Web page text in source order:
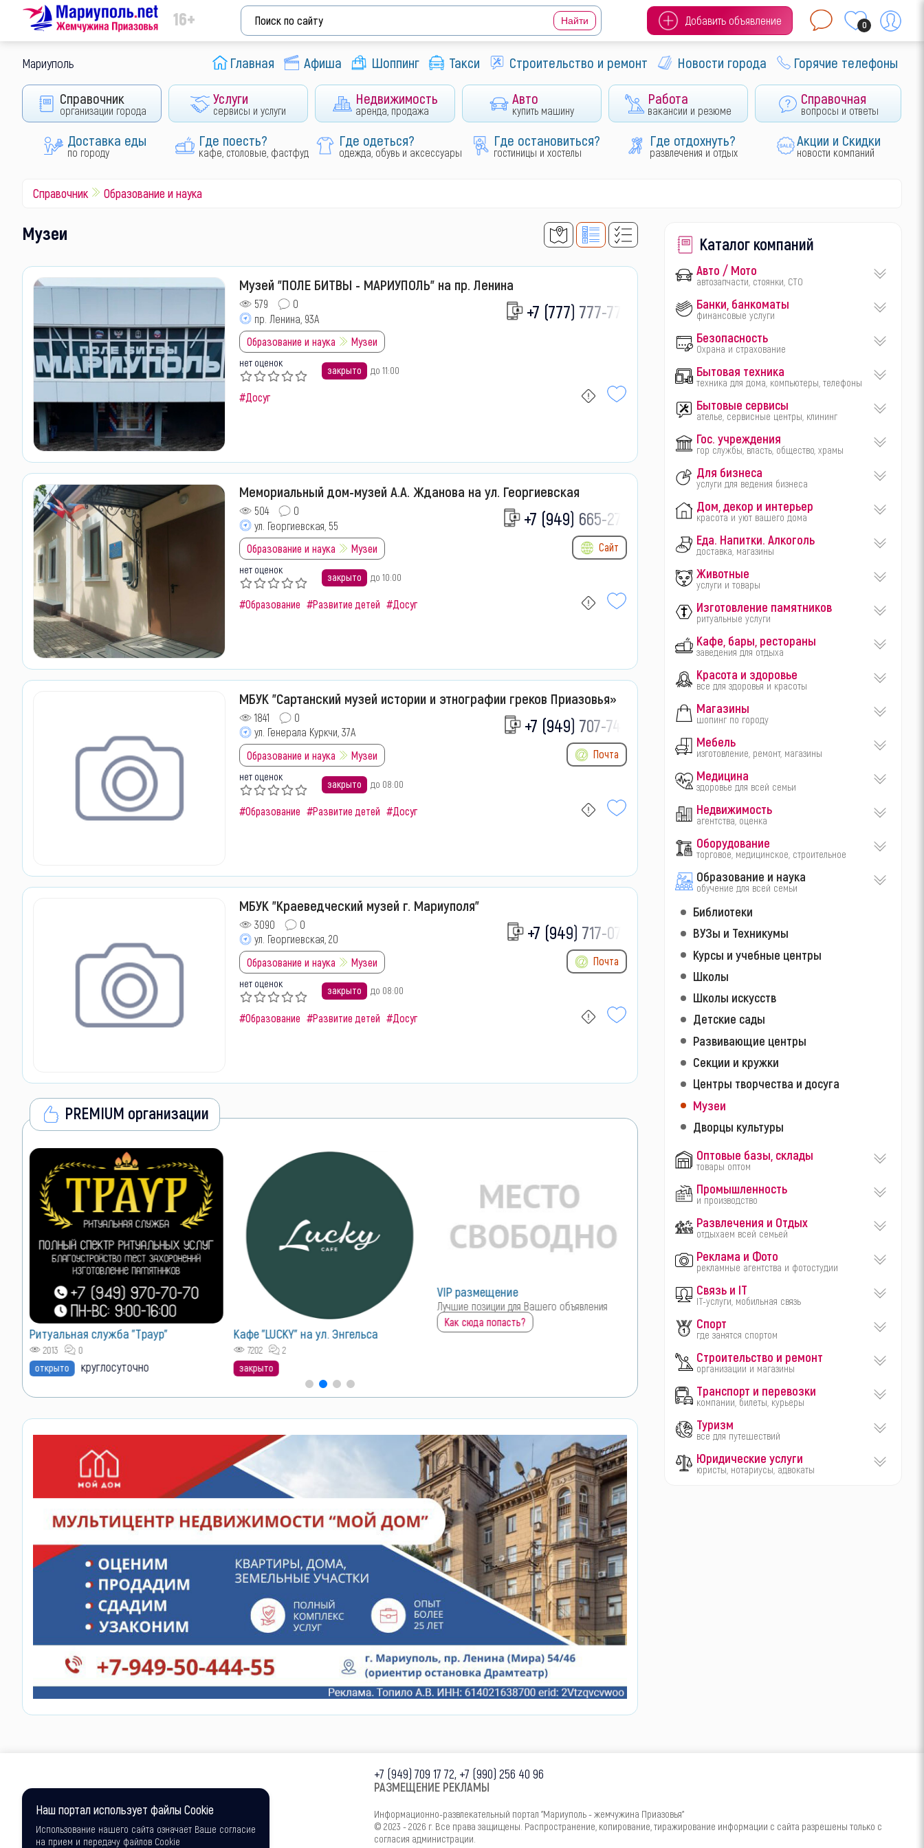
16+ Добавить объявление 0
Мариуполь Главная Афиша Шоппинг Такси Строительство и ремонт Новости города Горячие телефоны
Справочник
организации города
Услуги
сервисы и услуги
Недвижимость
аренда, продажа
Авто
купить машину
Работа
вакансии и резюме
Справочная
вопросы и ответы
Доставка еды
по городу
Где поесть?
кафе, столовые, фастфуд
Где одеться?
одежда, обувь и аксессуары
Где остановиться?
гостиницы и хостелы
Где отдохнуть?
развлечения и отдых
Акции и Скидки
новости компаний
Справочник Образование и наука
Музеи
Музей "ПОЛЕ БИТВЫ - МАРИУПОЛЬ" на пр. Ленина
579
0
пр. Ленина, 93А
Образование и наука
Музеи
+7 (777) 777-77-
нет оценок
закрыто до 11:00
#Досуг
Мемориальный дом-музей А.А. Жданова на ул. Георгиевская
504
0
ул. Георгиевская, 55
Образование и наука
Музеи
+7 (949) 665-27-
Сайт
нет оценок
закрыто до 10:00
#Образование #Развитие детей #Досуг
МБУК "Сартанский музей истории и этнографии греков Приазовья»
1841
0
ул. Генерала Куркчи, 37А
Образование и наука
Музеи
+7 (949) 707-74-
Почта
нет оценок
закрыто до 08:00
#Образование #Развитие детей #Досуг
МБУК "Краеведческий музей г. Мариуполя"
3090
0
ул. Георгиевская, 20
Образование и наука
Музеи
+7 (949) 717-07-
Почта
нет оценок
закрыто до 08:00
#Образование #Развитие детей #Досуг
PREMIUM организации
Кафе "LUCKY" на ул. Энгельса
7202
2
закрыто
VIP размещение
Лучшие позиции для Вашего объявления
Как сюда попасть?
Инструмент Центр.ру
Каталог компаний
Авто / Мото
автозапчасти, стоянки, СТО
Банки, банкоматы
финансовые услуги
Безопасность
Охрана и страхование
Бытовая техника
техника для дома, компьютеры, телефоны
Бытовые сервисы
ателье, сервисные центры, клининг
Гос. учреждения
гор службы, власть, общество, храмы
Для бизнеса
услуги для ведения бизнеса
Дом, декор и интерьер
красота и уют вашего дома
Еда. Напитки. Алкоголь
доставка, магазины
Животные
услуги и товары
Изготовление памятников
ритуальные услуги
Кафе, бары, рестораны
заведения для отдыха
Красота и здоровье
все для здоровья и красоты
Магазины
шопинг по городу
Мебель
изготовление, ремонт, магазины
Медицина
здоровье для всей семьи
Недвижимость
агентства, оценка
Оборудование
торговое, медицинское, строительное
Образование и наука
обучение для всей семьи
Библиотеки
ВУЗы и Техникумы
Курсы и учебные центры
Школы
Школы искусств
Детские сады
Развивающие центры
Секции и кружки
Центры творчества и досуга
Музеи
Дворцы культуры
Оптовые базы, склады
товары оптом
Промышленность
и производство
Развлечения и Отдых
отдыхаем всей семьей
Реклама и Фото
рекламные агентства и фотостудии
Связь и IT
IT-услуги, мобильная связь
Спорт
где занятся спортом
Строительство и ремонт
организации и магазины
Транспорт и перевозки
компании, билеты, курьеры
Туризм
все для путешествий
Юридические услуги
юристы, нотариусы, адвокаты
+7 (949) 709 17 72, +7 (990) 256 40 96
РАЗМЕЩЕНИЕ РЕКЛАМЫ
Информационно-развлекательный портал "Мариуполь - жемчужина Приазовья"
© 2023 - 2026 г. Все права защищены. Распространение, копирование, тиражирование информации с сайта разрешены только с
согласия администрации.
Наш портал использует файлы Cookie
Использование нашего сайта означает Ваше согласие
на прием и передачу файлов Cookie